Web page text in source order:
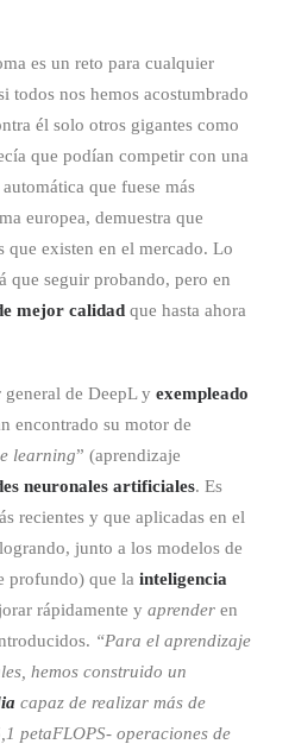
es un reto para cualquier
todos nos hemos acostumbrado
él solo otros gigantes como
que podían competir con una
que fuese más
europea, demuestra que
que existen en el mercado. Lo
que seguir probando, pero en
mejor calidad que hasta ahora
general de DeepL y exempleado
encontrado su motor de
learning” (aprendizaje
neuronales artificiales. Es
recientes y que aplicadas en el
junto a los modelos de
profundo) que la inteligencia
rápidamente y aprender en
“Para el aprendizaje
hemos construido un
capaz de realizar más de
petaFLOPS- operaciones de